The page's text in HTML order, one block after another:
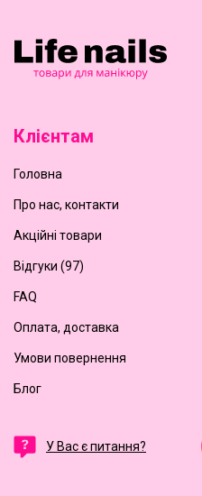
Клієнтам
Головна
Про нас, контакти
Акційні товари
Відгуки (97)
FAQ
Оплата, доставка
Умови повернення
Блог
У Вас є питання?